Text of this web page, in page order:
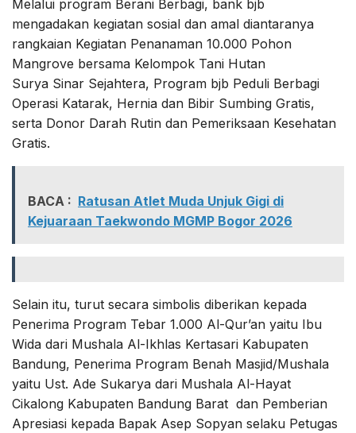
Melalui program Berani Berbagi, bank bjb
mengadakan kegiatan sosial dan amal diantaranya
rangkaian Kegiatan Penanaman 10.000 Pohon
Mangrove bersama Kelompok Tani Hutan
Surya Sinar Sejahtera, Program bjb Peduli Berbagi
Operasi Katarak, Hernia dan Bibir Sumbing Gratis,
serta Donor Darah Rutin dan Pemeriksaan Kesehatan
Gratis.
BACA : Ratusan Atlet Muda Unjuk Gigi di
Kejuaraan Taekwondo MGMP Bogor 2026
Selain itu, turut secara simbolis diberikan kepada
⁠Penerima Program Tebar 1.000 Al-Qur’an yaitu Ibu
Wida dari Mushala Al-Ikhlas Kertasari Kabupaten
Bandung, Penerima Program Benah Masjid/Mushala
yaitu Ust. Ade Sukarya dari Mushala Al-Hayat
Cikalong Kabupaten Bandung Barat dan Pemberian
Apresiasi kepada Bapak Asep Sopyan selaku Petugas